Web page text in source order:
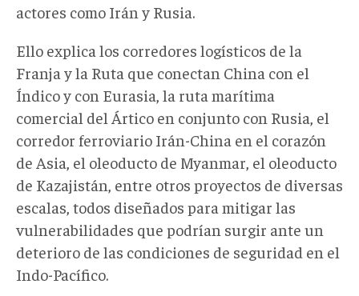
actores como Irán y Rusia.
Ello explica los corredores logísticos de la
Franja y la Ruta que conectan China con el
Índico y con Eurasia, la ruta marítima
comercial del Ártico en conjunto con Rusia, el
corredor ferroviario Irán-China en el corazón
de Asia, el oleoducto de Myanmar, el oleoducto
de Kazajistán, entre otros proyectos de diversas
escalas, todos diseñados para mitigar las
vulnerabilidades que podrían surgir ante un
deterioro de las condiciones de seguridad en el
Indo-Pacífico.